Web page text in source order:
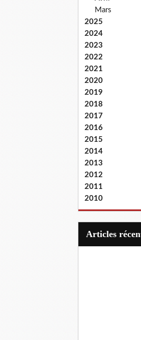
Mars
2025
2024
2023
2022
2021
2020
2019
2018
2017
2016
2015
2014
2013
2012
2011
2010
articles